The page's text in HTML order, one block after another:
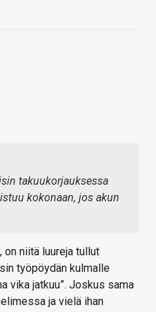
takuukorjauksessa
kokonaan, jos akun
on niitä luureja tullut
työpöydän kulmalle
vika jatkuu”. Joskus sama
ja vielä ihan